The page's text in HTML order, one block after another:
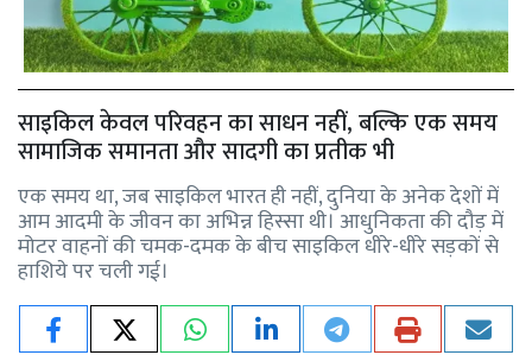
साइकिल केवल परिवहन का साधन नहीं, बल्कि एक समय
सामाजिक समानता और सादगी का प्रतीक भी
एक समय था, जब साइकिल भारत ही नहीं, दुनिया के अनेक देशों में
आम आदमी के जीवन का अभिन्न हिस्सा थी। आधुनिकता की दौड़ में
मोटर वाहनों की चमक-दमक के बीच साइकिल धीरे-धीरे सड़कों से
हाशिये पर चली गई।